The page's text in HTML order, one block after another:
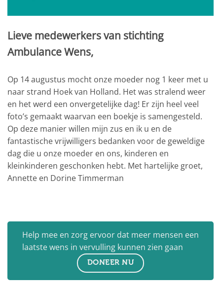
Lieve medewerkers van stichting
Ambulance Wens,
Op 14 augustus mocht onze moeder nog 1 keer met u
naar strand Hoek van Holland. Het was stralend weer
en het werd een onvergetelijke dag! Er zijn heel veel
foto’s gemaakt waarvan een boekje is samengesteld.
Op deze manier willen mijn zus en ik u en de
fantastische vrijwilligers bedanken voor de geweldige
dag die u onze moeder en ons, kinderen en
kleinkinderen geschonken hebt. Met hartelijke groet,
Annette en Dorine Timmerman
Help mee en zorg ervoor dat meer mensen een
laatste wens in vervulling kunnen zien gaan
DONEER NU